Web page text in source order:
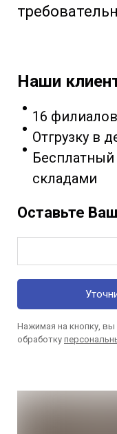
Наши
16
Отгрузку в
складами
Оставьте
Нажимая на кнопку, вы
обработку